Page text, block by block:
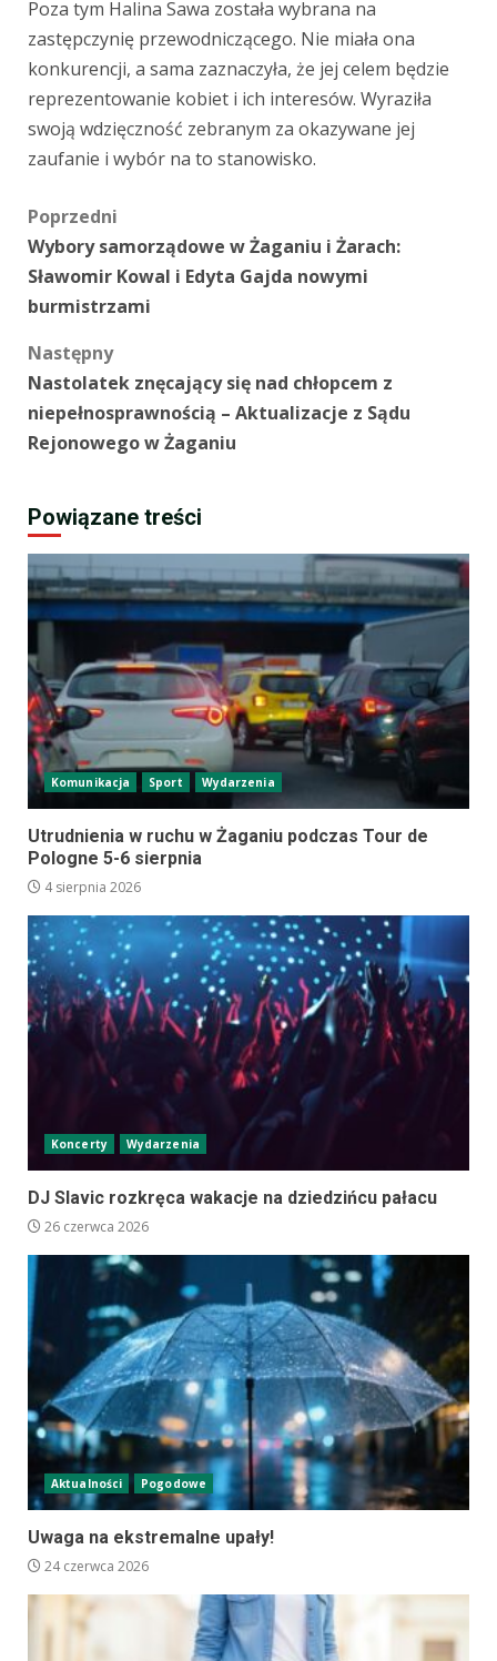
Poza tym Halina Sawa została wybrana na
zastępczynię przewodniczącego. Nie miała ona
konkurencji, a sama zaznaczyła, że jej celem będzie
reprezentowanie kobiet i ich interesów. Wyraziła
swoją wdzięczność zebranym za okazywane jej
zaufanie i wybór na to stanowisko.
Zobacz
wpisy
Poprzedni
Wybory samorządowe w Żaganiu i Żarach:
Sławomir Kowal i Edyta Gajda nowymi
burmistrzami
Następny
Nastolatek znęcający się nad chłopcem z
niepełnosprawnością – Aktualizacje z Sądu
Rejonowego w Żaganiu
Powiązane treści
Komunikacja Sport Wydarzenia
Utrudnienia w ruchu w Żaganiu podczas Tour de
Pologne 5-6 sierpnia
4 sierpnia 2026
Koncerty Wydarzenia
DJ Slavic rozkręca wakacje na dziedzińcu pałacu
26 czerwca 2026
Aktualności Pogodowe
Uwaga na ekstremalne upały!
24 czerwca 2026